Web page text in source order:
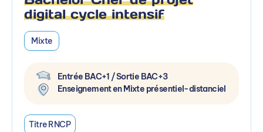
digital cycle intensif
Mixte
Entrée BAC+1 / Sortie BAC+3
Enseignement en Mixte présentiel-distanciel
Titre RNCP